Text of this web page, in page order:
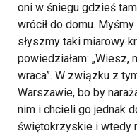
oni w śniegu gdzieś
wrócił do domu.
słyszmy taki miarowy
powiedziałam: „Wiesz,
wraca”. W związku z
Warszawie, bo by
nim i chcieli go jednak
świętokrzyskie i wtedy